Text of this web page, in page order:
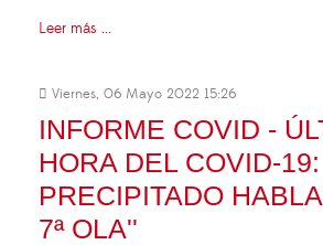
Leer más ...
Viernes, 06 Mayo 2022 15:26
INFORME COVID -
HORA DEL COVID-
PRECIPITADO
7ª OLA''